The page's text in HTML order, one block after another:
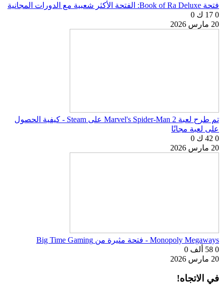
فتحة Book of Ra Deluxe: الفتحة الأكثر شعبية مع الدورات المجانية
0 17 ك
0
20 مارس 2026
تم طرح لعبة Marvel's Spider-Man 2 على Steam - كيفية الحصول
على لعبة مجانًا
0 42 ك
0
20 مارس 2026
Monopoly Megaways - فتحة مثيرة من Big Time Gaming
0 58 ألف
0
20 مارس 2026
في الاتجاه!